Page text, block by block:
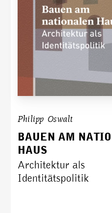
Philipp Oswalt
BAUEN AM
HAUS
Architektur als
Identitätspolitik